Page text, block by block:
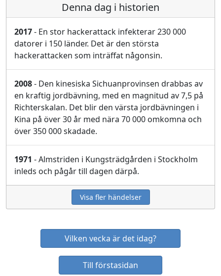
Denna dag i historien
2017- En stor hackerattack infekterar 230 000
datorer i 150 länder. Det är den största
hackerattacken som inträffat någonsin.
2008- Den kinesiska Sichuanprovinsen drabbas av
en kraftig jordbävning, med en magnitud av 7,5 på
Richterskalan. Det blir den värsta jordbävningen i
Kina på över 30 år med nära 70 000 omkomna och
över 350 000 skadade.
1971 - Almstriden i Kungsträdgården i Stockholm
inleds och pågår till dagen därpå.
Visa fler händelser
Vilken vecka är det idag?
Till förstasidan